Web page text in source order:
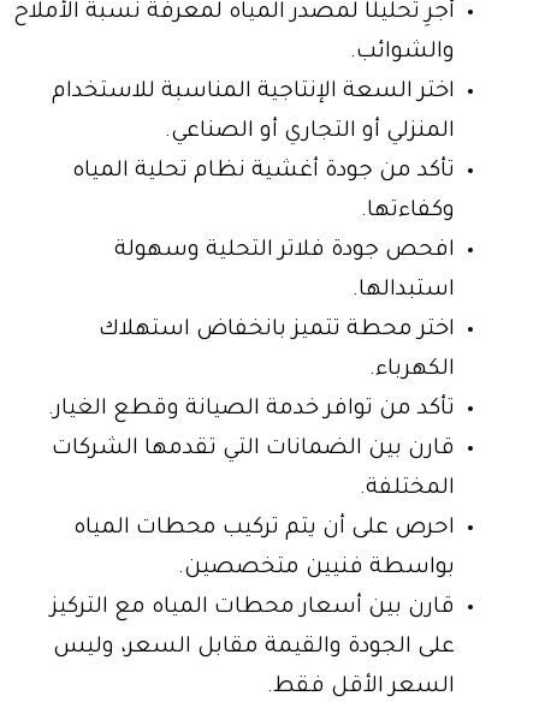
أجرِ تحليلًا لمصدر المياه لمعرفة نسبة الأملاح
والشوائب.
اختر السعة الإنتاجية المناسبة للاستخدام
المنزلي أو التجاري أو الصناعي.
تأكد من جودة أغشية نظام تحلية المياه
وكفاءتها.
افحص جودة فلاتر التحلية وسهولة
استبدالها.
اختر محطة تتميز بانخفاض استهلاك
الكهرباء.
تأكد من توافر خدمة الصيانة وقطع الغيار.
قارن بين الضمانات التي تقدمها الشركات
المختلفة.
احرص على أن يتم تركيب محطات المياه
بواسطة فنيين متخصصين.
قارن بين أسعار محطات المياه مع التركيز
على الجودة والقيمة مقابل السعر، وليس
السعر الأقل فقط.